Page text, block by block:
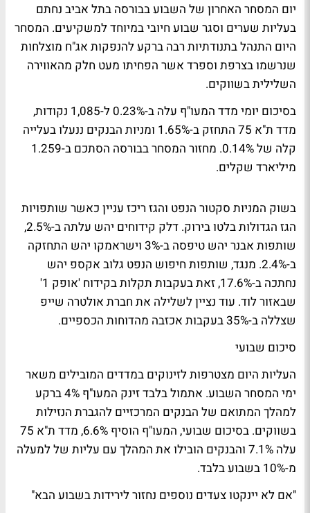
יום המסחר האחרון של השבוע בבורסה בתל אביב נחתם
בעליות שערים וסגר שבוע חיובי במיוחד למשקיעים. המסחר
היום התנהל בתנודתיות רבה ברקע להנפקות אג"ח מוצלחות
שנרשמו בצרפת וספרד אשר הפחיתו מעט חלק מהאווירה
השלילית בשווקים.
בסיכום יומי מדד המעו"ף עלה ב-0.23% ל-1,085 נקודות,
מדד ת"א 75 התחזק ב-1.65% ומניות הבנקים ננעלו בעלייה
קלה של 0.14%. מחזור המסחר בבורסה הסתכם ב-1.259
מיליארד שקלים.
בשוק המניות סקטור הנפט והגז ריכז עניין כאשר שותפויות
הגז הגדולות בלטו בירוק. דלק קידוחים יהש עלתה ב-2.5%,
שותפות אבנר יהש טיפסה ב-3% וישראמקו יהש התחזקה
ב-2.4%. מנגד, שותפות חיפוש הנפט גלוב אקספ יהש
נחתכה ב-17.6%, זאת בעקבות תקלות בקידוח 'אופק 1'
שבאזור לוד. עוד נציין לשלילה את חברת אולטרה שייפ
שצללה ב-35% בעקבות אכזבה מהדוחות הכספיים.
סיכום שבועי
העליות היום מצטרפות לזינוקים במדדים המובילים משאר
ימי המסחר השבוע. אתמול בלבד זינק המעו"ף 4% ברקע
למהלך המתואם של הבנקים המרכזיים להגברת הנזילות
בשווקים. בסיכום שבועי, המעו"ף הוסיף 6.6%, מדד ת"א 75
עלה 7.1% והבנקים הובילו את המהלך עם עליות של למעלה
מ-10% בשבוע בלבד.
"אם לא יינקטו צעדים נוספים נחזור לירידות בשבוע הבא"